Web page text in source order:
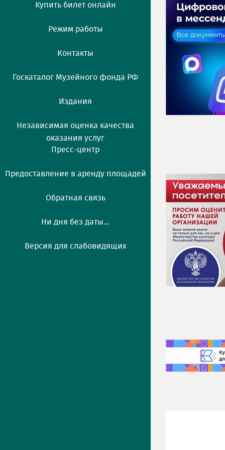
Купить билет онлайн
Режим работы
Контакты
Госкаталог Музейного фонда РФ
Издания
Независимая оценка качества
оказания услуг
Пресс-центр
Предоставление в аренду площадей
Обратная связь
Ни дня без даты...
Версия для слабовидящих